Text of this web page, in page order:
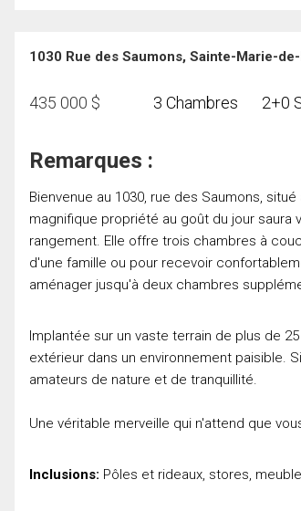
1030 Rue des Saumons, Sainte-Marie-
435 000 $ 3 Chambres 2+0
Remarques :
Bienvenue au 1030, rue des Saumons,
magnifique propriété au goût du jour
rangement. Elle offre trois chambres à
d'une famille ou pour recevoir
aménager jusqu'à deux chambres
Implantée sur un vaste terrain de plus de
extérieur dans un environnement paisible.
amateurs de nature et de tranquillité.
Une véritable merveille qui n'attend que
Inclusions: Pôles et rideaux, stores,